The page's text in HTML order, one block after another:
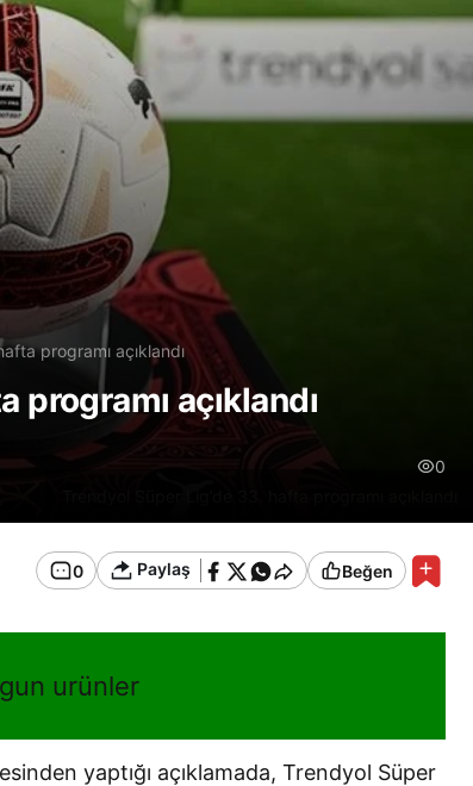
programı açıklandı
programı açıklandı
0
0 Paylaş Beğen
urünler
yaptığı açıklamada, Trendyol Süper